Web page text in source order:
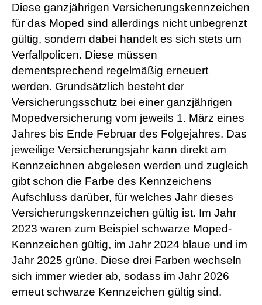
Diese ganzjährigen Versicherungskennzeichen
für das Moped sind allerdings nicht unbegrenzt
gültig, sondern dabei handelt es sich stets um
Verfallpolicen. Diese müssen
dementsprechend regelmäßig erneuert
werden. Grundsätzlich besteht der
Versicherungsschutz bei einer ganzjährigen
Mopedversicherung vom jeweils 1. März eines
Jahres bis Ende Februar des Folgejahres. Das
jeweilige Versicherungsjahr kann direkt am
Kennzeichnen abgelesen werden und zugleich
gibt schon die Farbe des Kenn­zeichens
Aufschluss darüber, für welches Jahr dieses
Versicherungskennzeichen gültig ist. Im Jahr
2023 waren zum Beispiel schwarze Moped-
Kenn­zeichen gültig, im Jahr 2024 blaue und im
Jahr 2025 grüne. Diese drei Farben wechseln
sich immer wieder ab, sodass im Jahr 2026
erneut schwarze Kenn­zeichen gültig sind.